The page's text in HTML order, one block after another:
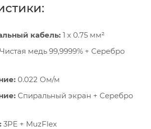
кабель: 1 х 0.75 мм²
Чистая медь 99,9999% + Серебро
0.022 Ом/м
Спиральный экран + Серебро
3PE + MuzFlex